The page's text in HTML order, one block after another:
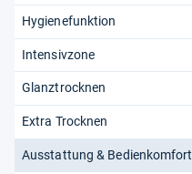
Hygienefunktion
Intensivzone
Glanztrocknen
Extra Trocknen
Ausstattung & Bedienkomfort